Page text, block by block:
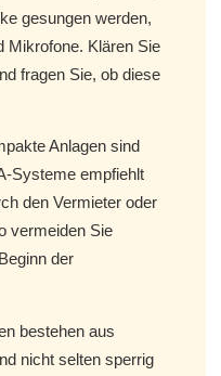
gesungen werden,
Mikrofone. Klären Sie
fragen Sie, ob diese
Anlagen sind
Systeme empfiehlt
den Vermieter oder
vermeiden Sie
der
bestehen aus
nicht selten sperrig